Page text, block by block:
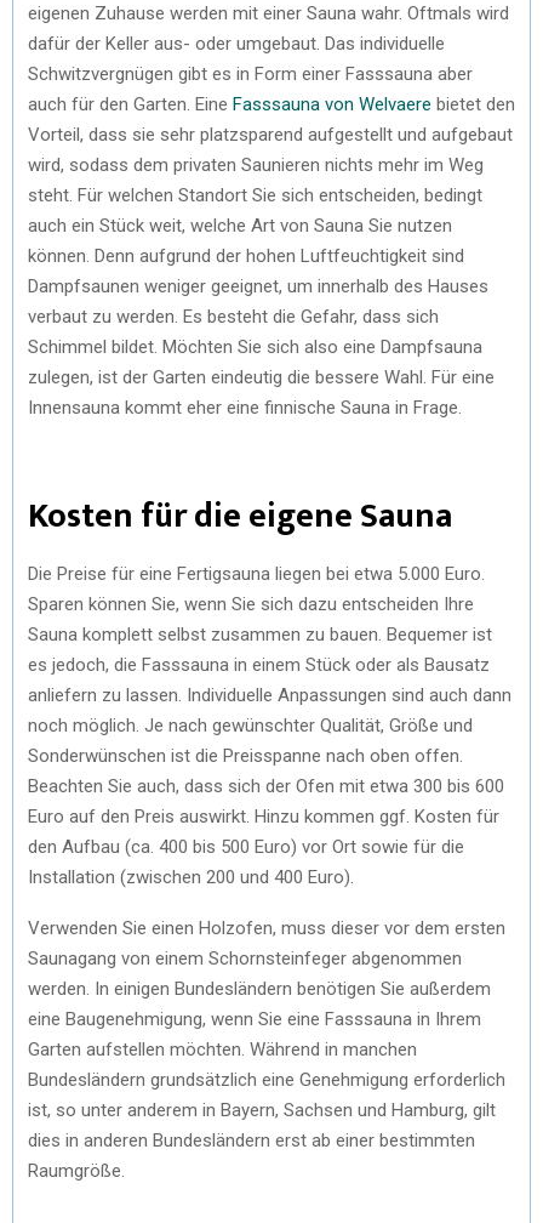
eigenen Zuhause werden mit einer Sauna wahr. Oftmals wird
dafür der Keller aus- oder umgebaut. Das individuelle
Schwitzvergnügen gibt es in Form einer Fasssauna aber
auch für den Garten. Eine Fasssauna von Welvaere bietet den
Vorteil, dass sie sehr platzsparend aufgestellt und aufgebaut
wird, sodass dem privaten Saunieren nichts mehr im Weg
steht. Für welchen Standort Sie sich entscheiden, bedingt
auch ein Stück weit, welche Art von Sauna Sie nutzen
können. Denn aufgrund der hohen Luftfeuchtigkeit sind
Dampfsaunen weniger geeignet, um innerhalb des Hauses
verbaut zu werden. Es besteht die Gefahr, dass sich
Schimmel bildet. Möchten Sie sich also eine Dampfsauna
zulegen, ist der Garten eindeutig die bessere Wahl. Für eine
Innensauna kommt eher eine finnische Sauna in Frage.
Kosten für die eigene Sauna
Die Preise für eine Fertigsauna liegen bei etwa 5.000 Euro.
Sparen können Sie, wenn Sie sich dazu entscheiden Ihre
Sauna komplett selbst zusammen zu bauen. Bequemer ist
es jedoch, die Fasssauna in einem Stück oder als Bausatz
anliefern zu lassen. Individuelle Anpassungen sind auch dann
noch möglich. Je nach gewünschter Qualität, Größe und
Sonderwünschen ist die Preisspanne nach oben offen.
Beachten Sie auch, dass sich der Ofen mit etwa 300 bis 600
Euro auf den Preis auswirkt. Hinzu kommen ggf. Kosten für
den Aufbau (ca. 400 bis 500 Euro) vor Ort sowie für die
Installation (zwischen 200 und 400 Euro).
Verwenden Sie einen Holzofen, muss dieser vor dem ersten
Saunagang von einem Schornsteinfeger abgenommen
werden. In einigen Bundesländern benötigen Sie außerdem
eine Baugenehmigung, wenn Sie eine Fasssauna in Ihrem
Garten aufstellen möchten. Während in manchen
Bundesländern grundsätzlich eine Genehmigung erforderlich
ist, so unter anderem in Bayern, Sachsen und Hamburg, gilt
dies in anderen Bundesländern erst ab einer bestimmten
Raumgröße.